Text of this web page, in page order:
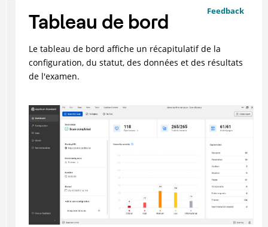
Feedback
Tableau de bord
Le tableau de bord affiche un récapitulatif de la
configuration, du statut, des données et des résultats
de l'examen.